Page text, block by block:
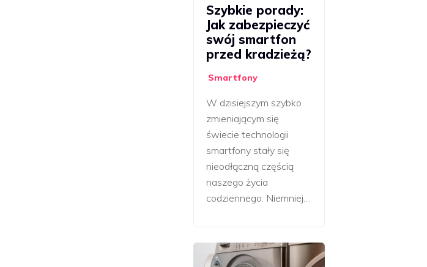
Szybkie porady:
Jak zabezpieczyć
swój smartfon
przed kradzieżą?
Smartfony
W dzisiejszym szybko
zmieniającym się
świecie technologii
smartfony stały się
nieodłączną częścią
naszego życia
codziennego. Niemniej…